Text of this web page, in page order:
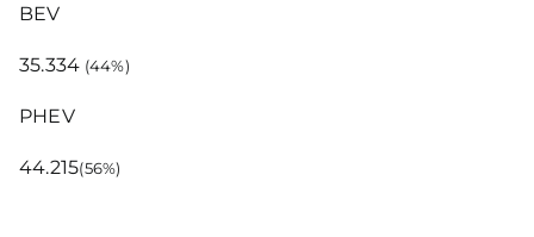
BEV
35.334 (44%)
PHEV
44.215(56%)